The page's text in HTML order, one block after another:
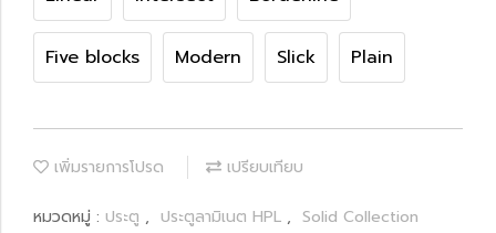
Five blocks Modern Slick Plain
เพิ่มรายการโปรด เปรียบเทียบ
หมวดหมู่ : ประตู , ประตูลามิเนต HPL , Solid Collection